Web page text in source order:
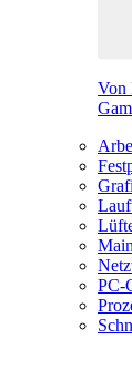
Von
PC-